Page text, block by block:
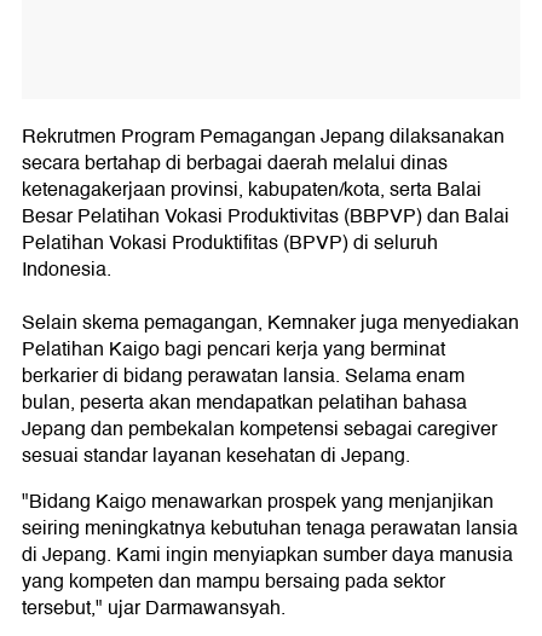
Rekrutmen Program Pemagangan Jepang dilaksanakan
secara bertahap di berbagai daerah melalui dinas
ketenagakerjaan provinsi, kabupaten/kota, serta Balai
Besar Pelatihan Vokasi Produktivitas (BBPVP) dan Balai
Pelatihan Vokasi Produktifitas (BPVP) di seluruh
Indonesia.
Selain skema pemagangan, Kemnaker juga menyediakan
Pelatihan Kaigo bagi pencari kerja yang berminat
berkarier di bidang perawatan lansia. Selama enam
bulan, peserta akan mendapatkan pelatihan bahasa
Jepang dan pembekalan kompetensi sebagai caregiver
sesuai standar layanan kesehatan di Jepang.
"Bidang Kaigo menawarkan prospek yang menjanjikan
seiring meningkatnya kebutuhan tenaga perawatan lansia
di Jepang. Kami ingin menyiapkan sumber daya manusia
yang kompeten dan mampu bersaing pada sektor
tersebut," ujar Darmawansyah.